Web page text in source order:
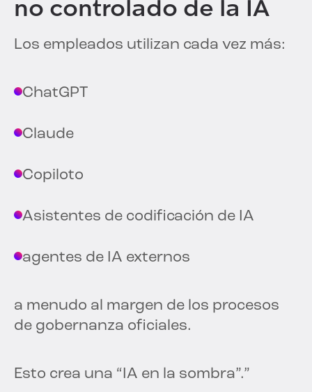
no controlado de la IA
Los empleados utilizan cada vez más:
ChatGPT
Claude
Copiloto
Asistentes de codificación de IA
agentes de IA externos
a menudo al margen de los procesos
de gobernanza oficiales.
Esto crea una “IA en la sombra”.”